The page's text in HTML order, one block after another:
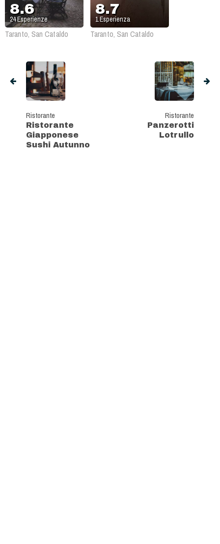
8.6
24Esperienze
Taranto, San Cataldo
8.7
1Esperienza
Taranto, San Cataldo
Ristorante
Ristorante
Giapponese
Sushi Autunno
Ristorante
Panzerotti
Lotrullo